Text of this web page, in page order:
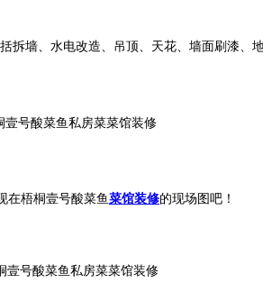
拆墙、 水电改造、吊顶、天花、墙面刷漆、
在梧桐壹号酸菜鱼菜馆装修的现场图吧！